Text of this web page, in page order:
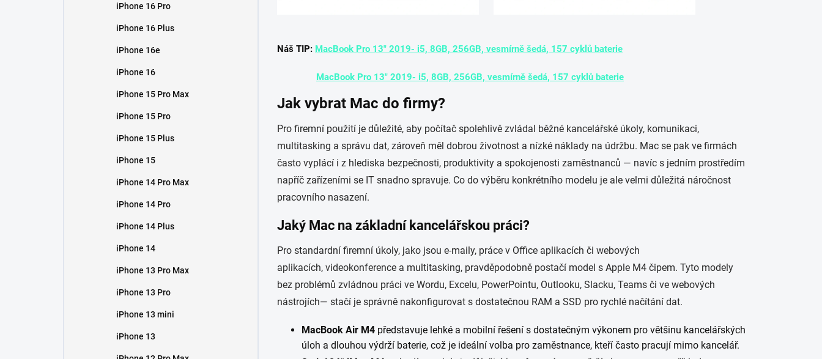
iPhone 16 Pro
iPhone 16 Plus
iPhone 16e
iPhone 16
iPhone 15 Pro Max
iPhone 15 Pro
iPhone 15 Plus
iPhone 15
iPhone 14 Pro Max
iPhone 14 Pro
iPhone 14 Plus
iPhone 14
iPhone 13 Pro Max
iPhone 13 Pro
iPhone 13 mini
iPhone 13
Náš TIP: MacBook Pro 13" 2019- i5, 8GB, 256GB, vesmírně šedá, 157 cyklů baterie
MacBook Pro 13" 2019- i5, 8GB, 256GB, vesmírně šedá, 157 cyklů baterie
Jak vybrat Mac do firmy?
Pro firemní použití je důležité, aby počítač spolehlivě zvládal běžné kancelářské úkoly, komunikaci,
multitasking a správu dat, zároveň měl dobrou životnost a nízké náklady na údržbu. Mac se pak ve firmách
často vyplácí i z hlediska bezpečnosti, produktivity a spokojenosti zaměstnanců — navíc s jedním prostředím
napříč zařízeními se IT snadno spravuje. Co do výběru konkrétního modelu je ale velmi důležitá náročnost
pracovního nasazení.
Jaký Mac na základní kancelářskou práci?
Pro standardní firemní úkoly, jako jsou e-maily, práce v Office aplikacích či webových
aplikacích, videokonference a multitasking, pravděpodobně postačí model s Apple M4 čipem. Tyto modely
bez problémů zvládnou práci ve Wordu, Excelu, PowerPointu, Outlooku, Slacku, Teams či ve webových
nástrojích— stačí je správně nakonfigurovat s dostatečnou RAM a SSD pro rychlé načítání dat.
MacBook Air M4 představuje lehké a mobilní řešení s dostatečným výkonem pro většinu kancelářských
úloh a dlouhou výdrží baterie, což je ideální volba pro zaměstnance, kteří často pracují mimo kancelář.